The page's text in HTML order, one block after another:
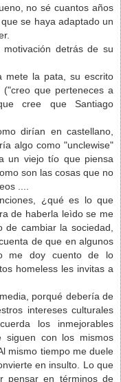
no sé cuantos años
se haya adaptado un
detrás de su
mete la pata, su escrito
que perteneces a
cree que Santiago
dirían en castellano,
algo como "unclewise"
un viejo tío que piensa
son las cosas que no
....
¿qué es lo que
de haberla leìdo se me
cambiar la sociedad,
de que en algunos
me doy cuento de lo
homeless les invitas a
porqué debería de
intereses culturales
los inmejorables
siguen con los mismos
mismo tiempo me duele
en insulto. Lo que
pensar en términos de